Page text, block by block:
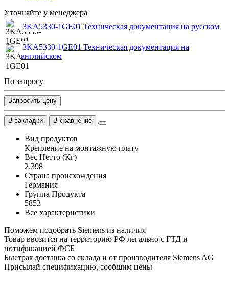
Уточняйте у менеджера
3KA5330-1GE01 Техническая документация на русском
3KA5330-1GE01 Техническая документация на
английском
По запросу
Запросить цену
В закладки В сравнение
Вид продуктов
Крепление на монтажную плату
Вес Нетто (Кг)
2.398
Страна происхождения
Германия
Группа Продукта
5853
Все характеристики
Поможем подобрать Siemens из наличия
Товар ввозится на территорию РФ легально с ГТД и
нотификацией ФСБ
Быстрая доставка со склада и от производителя Siemens AG
Присылай спецификацию, сообщим цены